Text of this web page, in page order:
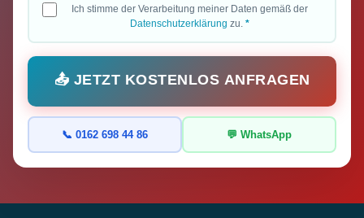
Ich stimme der Verarbeitung meiner Daten gemäß der
Datenschutzerklärung zu. *
📤 JETZT KOSTENLOS ANFRAGEN
📞 0162 698 44 86 💬 WhatsApp